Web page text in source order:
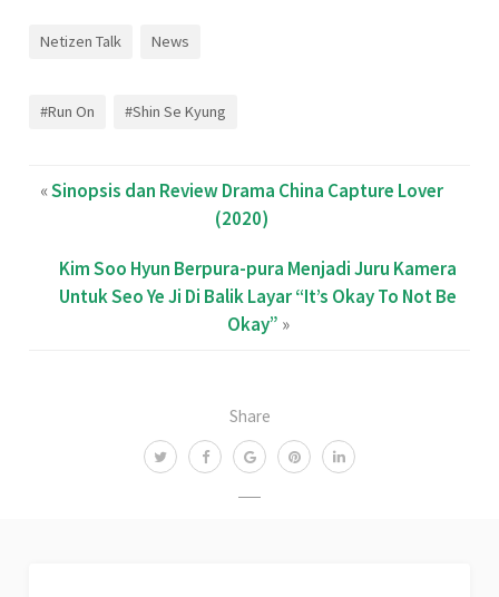
Share
Netizen Talk News
#Run On #Shin Se Kyung
«Sinopsis dan Review Drama China Capture Lover
(2020)
Kim Soo Hyun Berpura-pura Menjadi Juru Kamera
Untuk Seo Ye Ji Di Balik Layar “It’s Okay To Not Be
Okay” »